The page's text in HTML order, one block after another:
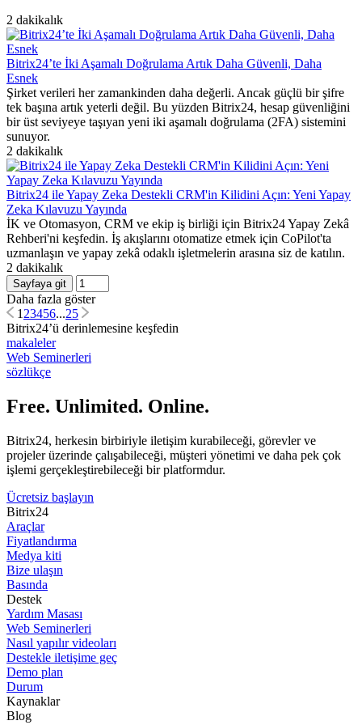
2 dakikalık
Bitrix24’te İki Aşamalı Doğrulama Artık Daha Güvenli, Daha
Esnek
Şirket verileri her zamankinden daha değerli. Ancak güçlü bir şifre
tek başına artık yeterli değil. Bu yüzden Bitrix24, hesap güvenliğini
bir üst seviyeye taşıyan yeni iki aşamalı doğrulama (2FA) sistemini
sunuyor.
2 dakikalık
Bitrix24 ile Yapay Zeka Destekli CRM'in Kilidini Açın: Yeni Yapay
Zeka Kılavuzu Yayında
İK ve Otomasyon, CRM ve ekip iş birliği için Bitrix24 Yapay Zekâ
Rehberi'ni keşfedin. İş akışlarını otomatize etmek için CoPilot'ta
uzmanlaşın ve yapay zekâ odaklı işletmelerin arasına siz de katılın.
2 dakikalık
Sayfaya git
Daha fazla göster
1 23456...25
Bitrix24’ü derinlemesine keşfedin
makaleler
Web Seminerleri
sözlükçe
Free. Unlimited. Online.
Bitrix24, herkesin birbiriyle iletişim kurabileceği, görevler ve
projeler üzerinde çalışabileceği, müşteri yönetimi ve daha pek çok
işlemi gerçekleştirebileceği bir platformdur.
Ücretsiz başlayın
Bitrix24
Araçlar
Fiyatlandırma
Medya kiti
Bize ulaşın
Basında
Destek
Yardım Masası
Web Seminerleri
Nasıl yapılır videoları
Destekle iletişime geç
Demo plan
Durum
Kaynaklar
Blog